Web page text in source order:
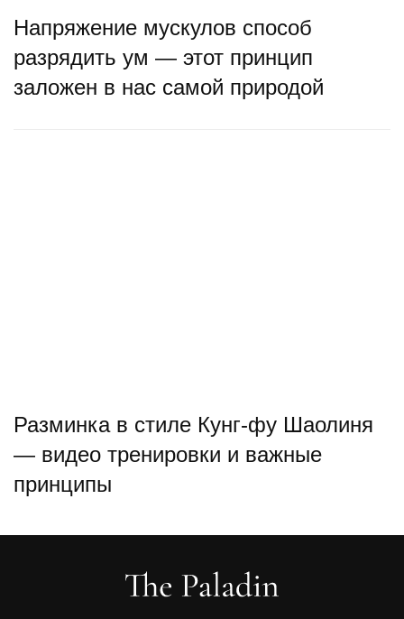
Напряжение мускулов способ
разрядить ум — этот принцип
заложен в нас самой природой
Разминка в стиле Кунг-фу Шаолиня
— видео тренировки и важные
принципы